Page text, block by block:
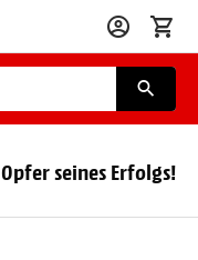
Opfer seines Erfolgs!